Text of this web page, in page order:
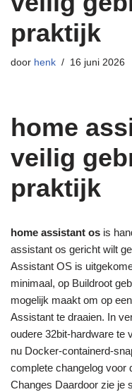
praktijk
door henk 16 juni 2026
home
veilig
praktijk
home assistant os is
assistant os gericht wilt
Assistant OS is
minimaal, op Buildroot
mogelijk maakt om op
Assistant te draaien. In
oudere 32bit-hardware te
nu Docker-containerd-
complete changelog voor
Changes Daardoor zie je